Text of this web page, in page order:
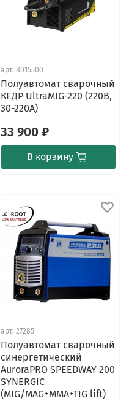
арт. 8015500
Полуавтомат сварочный
КЕДР UltraMIG-220 (220В,
30-220А)
33 900 ₽
В корзину
арт. 27285
Полуавтомат сварочный
синергетический
AuroraPRO SPEEDWAY 200
SYNERGIC
(MIG/MAG+MMA+TIG lift)